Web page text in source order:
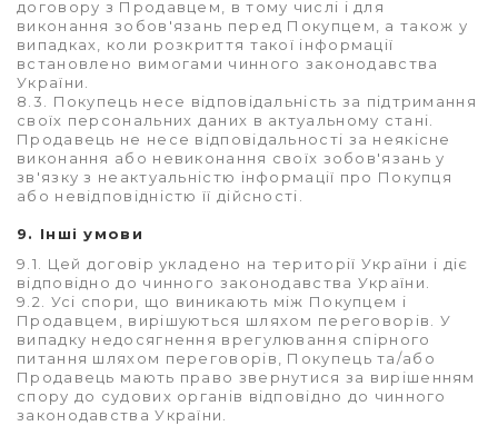
договору з Продавцем, в тому числі і для
виконання зобов'язань перед Покупцем, а також у
випадках, коли розкриття такої інформації
встановлено вимогами чинного законодавства
України.
8.3. Покупець несе відповідальність за підтримання
своїх персональних даних в актуальному стані.
Продавець не несе відповідальності за неякісне
виконання або невиконання своїх зобов'язань у
зв'язку з неактуальністю інформації про Покупця
або невідповідністю її дійсності.
9. Інші умови
9.1. Цей договір укладено на території України і діє
відповідно до чинного законодавства України.
9.2. Усі спори, що виникають між Покупцем і
Продавцем, вирішуються шляхом переговорів. У
випадку недосягнення врегулювання спірного
питання шляхом переговорів, Покупець та/або
Продавець мають право звернутися за вирішенням
спору до судових органів відповідно до чинного
законодавства України.